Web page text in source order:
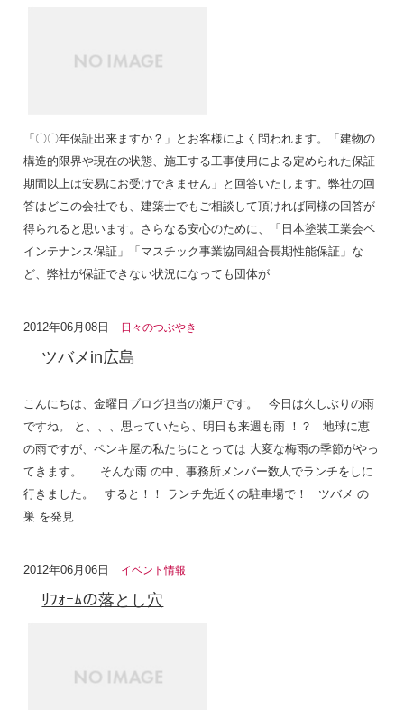
「〇〇年保証出来ますか？」とお客様によく問われます。「建物の
構造的限界や現在の状態、施工する工事使用による定められた保証
期間以上は安易にお受けできません」と回答いたします。弊社の回
答はどこの会社でも、建築士でもご相談して頂ければ同様の回答が
得られると思います。さらなる安心のために、「日本塗装工業会ペ
インテナンス保証」「マスチック事業協同組合長期性能保証」な
ど、弊社が保証できない状況になっても団体が
2012年06月08日 日々のつぶやき
ツバメin広島
こんにちは、金曜日ブログ担当の瀬戸です。 今日は久しぶりの雨
ですね。 と、、、思っていたら、明日も来週も雨 ！？ 地球に恵
の雨ですが、ペンキ屋の私たちにとっては 大変な梅雨の季節がやっ
てきます。 そんな雨 の中、事務所メンバー数人でランチをしに
行きました。 すると！！ ランチ先近くの駐車場で！ ツバメ の
巣 を発見
2012年06月06日 イベント情報
ﾘﾌｫｰﾑの落とし穴